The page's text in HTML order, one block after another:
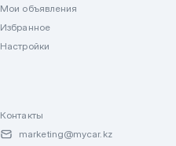
Мои объявления
Избранное
Настройки
Контакты
marketing@mycar.kz